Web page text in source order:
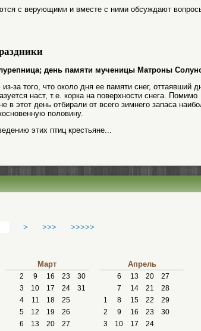
с верующими и вместе с ними обсуждают
день памяти мученицы Матроны
за того, что около дня ее памяти снег, оттаявший
наст, т.е. корка на поверхности снега. Помимо
в этот день отбирали от всего зимнего запаса
половину.
этих птиц крестьяне...
> >>> >>>>>
Март
2 9 16 23
30
3
10 17 24
31
4
11 18
25
5
12 19
26
6
13 20
27
Апрель
6 13 20
27
7
14 21
28
1
8 15 22
29
2
9 16 23
30
3
10 17
24